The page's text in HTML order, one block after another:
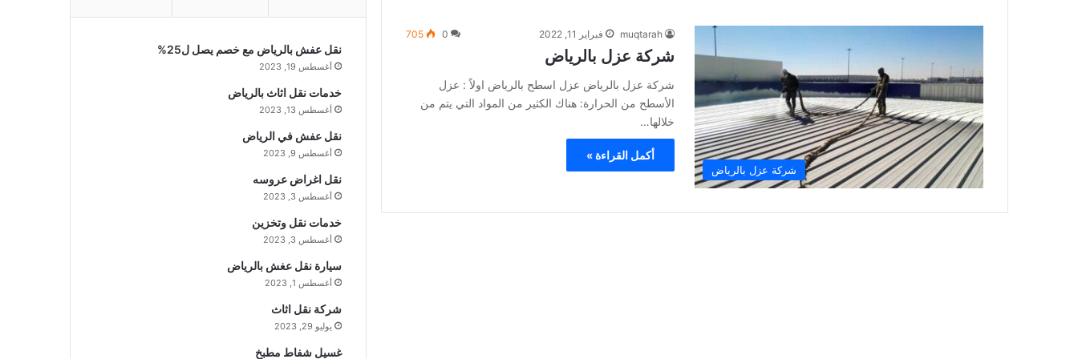
شركة عزل بالرياض
muqtarah فبراير 11, 2022 0
705
شركة عزل بالرياض
شركة عزل بالرياض عزل اسطح بالرياض اولاً : عزل
الأسطح من الحرارة: هناك الكثير من المواد التي يتم من
خلالها…
أكمل القراءة »
نقل عفش بالرياض مع خصم يصل ل25%
أغسطس 19, 2023
خدمات نقل اثاث بالرياض
أغسطس 13, 2023
نقل عفش في الرياض
أغسطس 9, 2023
نقل اغراض عروسه
أغسطس 3, 2023
خدمات نقل وتخزين
أغسطس 3, 2023
سيارة نقل عغش بالرياض
أغسطس 1, 2023
شركة نقل اثاث
يوليو 29, 2023
غسيل شفاط مطبخ